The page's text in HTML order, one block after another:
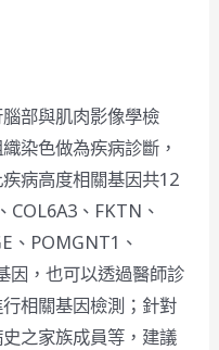
部與肌肉影像學檢
染色做為疾病診斷，
病高度相關基因共12
COL6A3、FKTN、
、POMGNT1、
因，也可以透過醫師診
相關基因檢測；針對
之家族成員等，建議